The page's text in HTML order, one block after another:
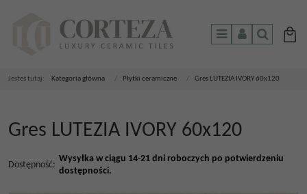
MenuPanelSzukaj
Jesteś tutaj: Kategoria główna Płytki ceramiczne Gres LUTEZIA IVORY 60x120
Gres LUTEZIA IVORY 60x120
Dostępność:
Wysyłka w ciągu 14-21 dni roboczych po potwierdzeniu
dostępności.